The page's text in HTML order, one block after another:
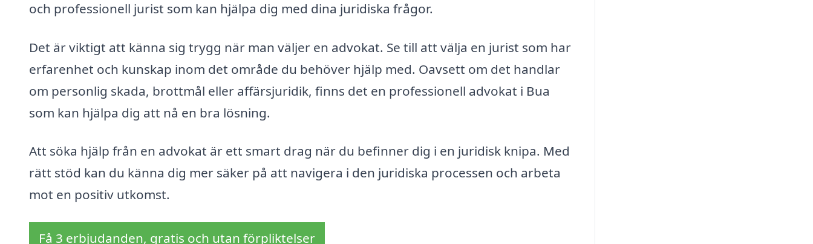
och professionell jurist som kan hjälpa dig med dina juridiska frågor.
Det är viktigt att känna sig trygg när man väljer en advokat. Se till att välja en jurist som har
erfarenhet och kunskap inom det område du behöver hjälp med. Oavsett om det handlar
om personlig skada, brottmål eller affärsjuridik, finns det en professionell advokat i Bua
som kan hjälpa dig att nå en bra lösning.
Att söka hjälp från en advokat är ett smart drag när du befinner dig i en juridisk knipa. Med
rätt stöd kan du känna dig mer säker på att navigera i den juridiska processen och arbeta
mot en positiv utkomst.
Få 3 erbjudanden, gratis och utan förpliktelser